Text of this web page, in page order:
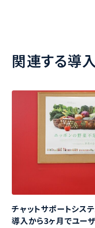
関連する導
チャットサポートシス
導入から3ヶ月でユー